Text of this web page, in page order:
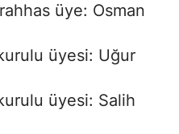
üye: Osman
üyesi: Uğur
üyesi: Salih